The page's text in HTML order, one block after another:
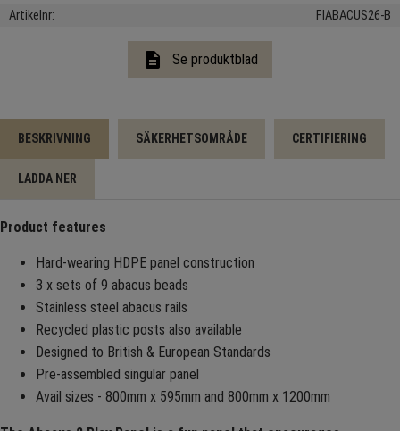
Artikelnr FIABACUS26-B
description Se produktblad
BESKRIVNING SÄKERHETSOMRÅDE CERTIFIERING
LADDA NER
Product features
Hard-wearing HDPE panel construction
3 x sets of 9 abacus beads
Stainless steel abacus rails
Recycled plastic posts also available
Designed to British & European Standards
Pre-assembled singular panel
Avail sizes - 800mm x 595mm and 800mm x 1200mm